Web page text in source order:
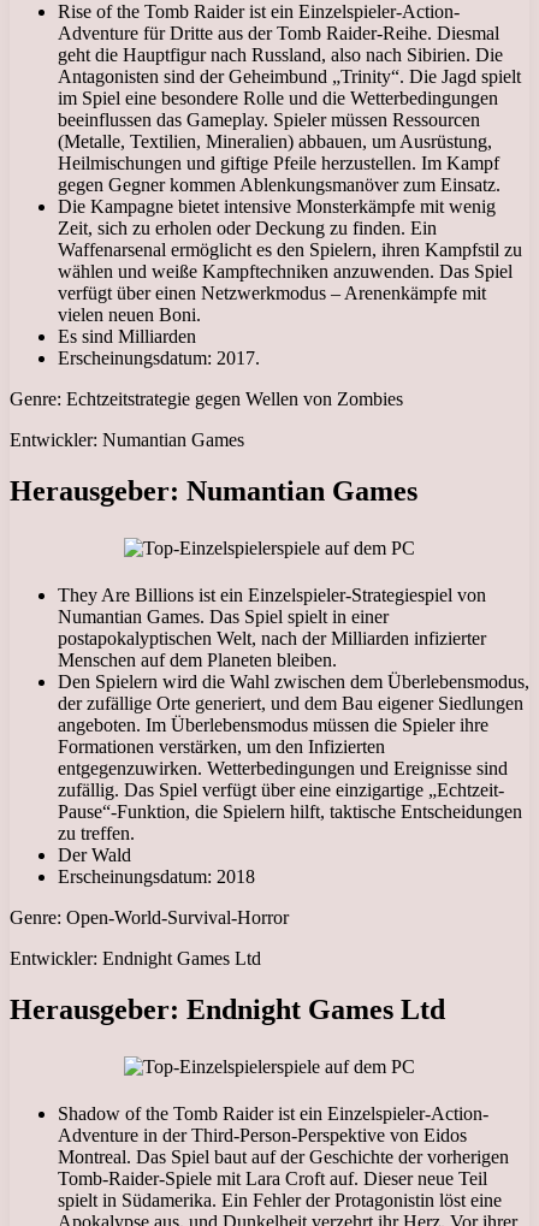
Rise of the Tomb Raider ist ein Einzelspieler-Action-
Adventure für Dritte aus der Tomb Raider-Reihe. Diesmal
geht die Hauptfigur nach Russland, also nach Sibirien. Die
Antagonisten sind der Geheimbund „Trinity“. Die Jagd spielt
im Spiel eine besondere Rolle und die Wetterbedingungen
beeinflussen das Gameplay. Spieler müssen Ressourcen
(Metalle, Textilien, Mineralien) abbauen, um Ausrüstung,
Heilmischungen und giftige Pfeile herzustellen. Im Kampf
gegen Gegner kommen Ablenkungsmanöver zum Einsatz.
Die Kampagne bietet intensive Monsterkämpfe mit wenig
Zeit, sich zu erholen oder Deckung zu finden. Ein
Waffenarsenal ermöglicht es den Spielern, ihren Kampfstil zu
wählen und weiße Kampftechniken anzuwenden. Das Spiel
verfügt über einen Netzwerkmodus – Arenenkämpfe mit
vielen neuen Boni.
Es sind Milliarden
Erscheinungsdatum: 2017.
Genre: Echtzeitstrategie gegen Wellen von Zombies
Entwickler: Numantian Games
Herausgeber: Numantian Games
They Are Billions ist ein Einzelspieler-Strategiespiel von
Numantian Games. Das Spiel spielt in einer
postapokalyptischen Welt, nach der Milliarden infizierter
Menschen auf dem Planeten bleiben.
Den Spielern wird die Wahl zwischen dem Überlebensmodus,
der zufällige Orte generiert, und dem Bau eigener Siedlungen
angeboten. Im Überlebensmodus müssen die Spieler ihre
Formationen verstärken, um den Infizierten
entgegenzuwirken. Wetterbedingungen und Ereignisse sind
zufällig. Das Spiel verfügt über eine einzigartige „Echtzeit-
Pause“-Funktion, die Spielern hilft, taktische Entscheidungen
zu treffen.
Der Wald
Erscheinungsdatum: 2018
Genre: Open-World-Survival-Horror
Entwickler: Endnight Games Ltd
Herausgeber: Endnight Games Ltd
Shadow of the Tomb Raider ist ein Einzelspieler-Action-
Adventure in der Third-Person-Perspektive von Eidos
Montreal. Das Spiel baut auf der Geschichte der vorherigen
Tomb-Raider-Spiele mit Lara Croft auf. Dieser neue Teil
spielt in Südamerika. Ein Fehler der Protagonistin löst eine
Apokalypse aus, und Dunkelheit verzehrt ihr Herz. Vor ihrer